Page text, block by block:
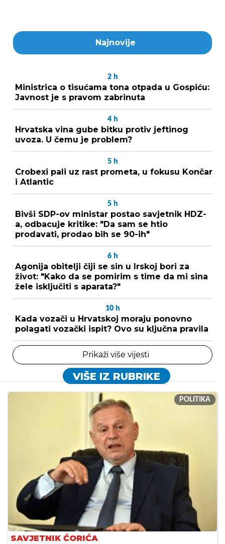
Najnovije
2 h
Ministrica o tisućama tona otpada u Gospiću:
Javnost je s pravom zabrinuta
4 h
Hrvatska vina gube bitku protiv jeftinog
uvoza. U čemu je problem?
5 h
Crobexi pali uz rast prometa, u fokusu Končar
i Atlantic
5 h
Bivši SDP-ov ministar postao savjetnik HDZ-
a, odbacuje kritike: "Da sam se htio
prodavati, prodao bih se 90-ih"
6 h
Agonija obitelji čiji se sin u Irskoj bori za
život: "Kako da se pomirim s time da mi sina
žele isključiti s aparata?"
10 h
Kada vozači u Hrvatskoj moraju ponovno
polagati vozački ispit? Ovo su ključna pravila
Prikaži više vijesti
VIŠE IZ RUBRIKE
POLITIKA
SAVJETNIK ĆORIĆA